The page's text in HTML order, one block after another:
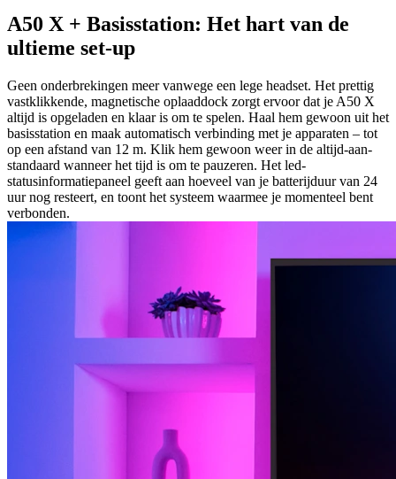
A50 X + Basisstation: Het hart van de
ultieme set-up
Geen onderbrekingen meer vanwege een lege headset. Het prettig
vastklikkende, magnetische oplaaddock zorgt ervoor dat je A50 X
altijd is opgeladen en klaar is om te spelen. Haal hem gewoon uit het
basisstation en maak automatisch verbinding met je apparaten – tot
op een afstand van 12 m. Klik hem gewoon weer in de altijd-aan-
standaard wanneer het tijd is om te pauzeren. Het led-
statusinformatiepaneel geeft aan hoeveel van je batterijduur van 24
uur nog resteert, en toont het systeem waarmee je momenteel bent
verbonden.